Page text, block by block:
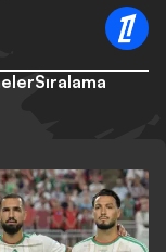
Sıralama